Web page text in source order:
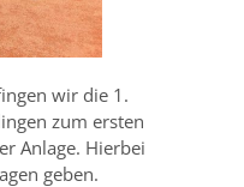
wir die 1.
zum ersten
Anlage. Hierbei
geben.